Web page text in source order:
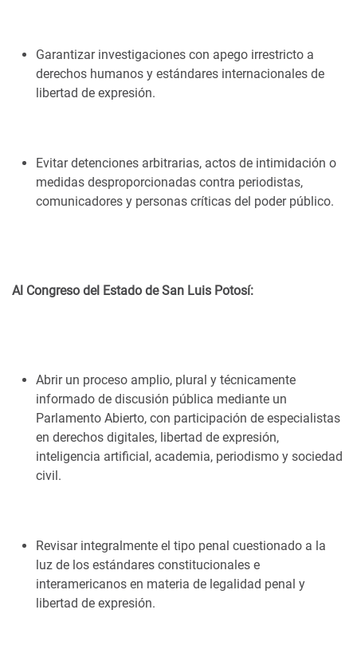
Garantizar investigaciones con apego irrestricto a
derechos humanos y estándares internacionales de
libertad de expresión.
Evitar detenciones arbitrarias, actos de intimidación o
medidas desproporcionadas contra periodistas,
comunicadores y personas críticas del poder público.
Al Congreso del Estado de San Luis Potosí:
Abrir un proceso amplio, plural y técnicamente
informado de discusión pública mediante un
Parlamento Abierto, con participación de especialistas
en derechos digitales, libertad de expresión,
inteligencia artificial, academia, periodismo y sociedad
civil.
Revisar integralmente el tipo penal cuestionado a la
luz de los estándares constitucionales e
interamericanos en materia de legalidad penal y
libertad de expresión.